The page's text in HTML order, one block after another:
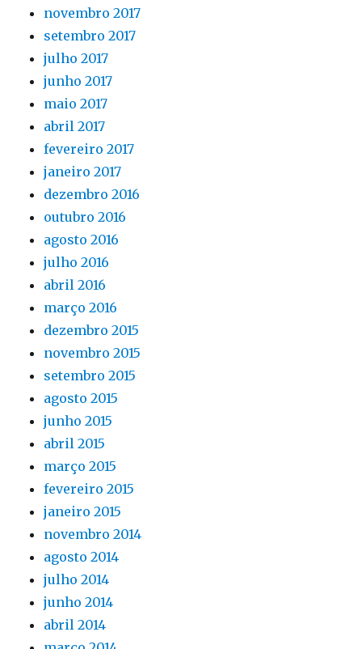
novembro 2017
setembro 2017
julho 2017
junho 2017
maio 2017
abril 2017
fevereiro 2017
janeiro 2017
dezembro 2016
outubro 2016
agosto 2016
julho 2016
abril 2016
março 2016
dezembro 2015
novembro 2015
setembro 2015
agosto 2015
junho 2015
abril 2015
março 2015
fevereiro 2015
janeiro 2015
novembro 2014
agosto 2014
julho 2014
junho 2014
abril 2014